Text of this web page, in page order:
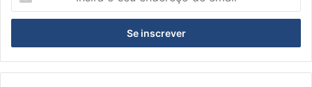
seu
de
email